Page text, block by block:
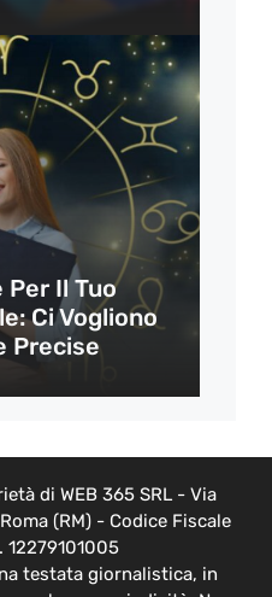
Per Il Tuo
Ci Vogliono
Precise
di WEB 365 SRL - Via
(RM) - Codice Fiscale
12279101005
testata giornalistica, in